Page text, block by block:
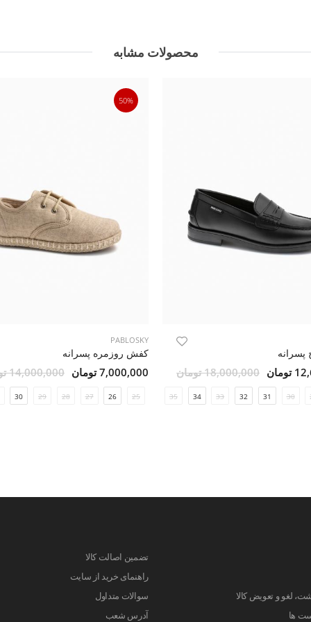
محصولات مشابه
18,000,000 تومان
30
31
32
33
34
35
50%
PABLOSKY
کفش روزمره پسرانه
7,000,000 تومان 14,000,000 تومان
25
26
27
28
29
30
لغو و تعویض کالا
ها
تضمین اصالت کالا
راهنمای خرید از سایت
سوالات متداول
آدرس شعب